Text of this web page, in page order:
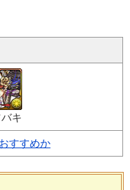
キ
すすめか